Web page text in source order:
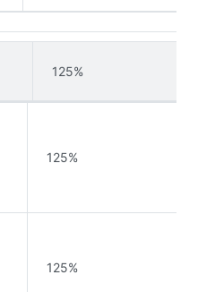
125%
125%
125%